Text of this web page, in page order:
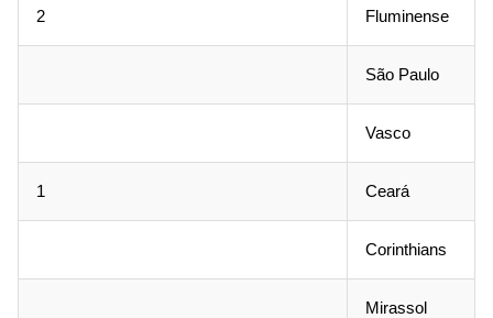
2 Fluminense
São Paulo
Vasco
1 Ceará
Corinthians
Mirassol